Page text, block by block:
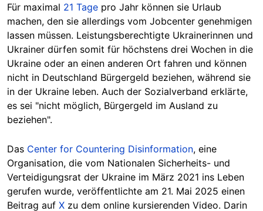
Für maximal 21 Tage pro Jahr können sie Urlaub
machen, den sie allerdings vom Jobcenter genehmigen
lassen müssen. Leistungsberechtigte Ukrainerinnen und
Ukrainer dürfen somit für höchstens drei Wochen in die
Ukraine oder an einen anderen Ort fahren und können
nicht in Deutschland Bürgergeld beziehen, während sie
in der Ukraine leben. Auch der Sozialverband erklärte,
es sei "nicht möglich, Bürgergeld im Ausland zu
beziehen".
Das Center for Countering Disinformation, eine
Organisation, die vom Nationalen Sicherheits- und
Verteidigungsrat der Ukraine im März 2021 ins Leben
gerufen wurde, veröffentlichte am 21. Mai 2025 einen
Beitrag auf X zu dem online kursierenden Video. Darin